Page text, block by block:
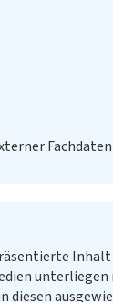
diesen